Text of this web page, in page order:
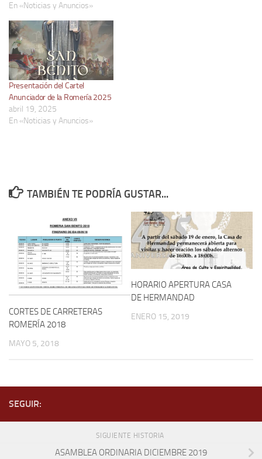
En «Noticias y Anuncios»
Presentación del Cartel
Anunciador de la Romería 2025
abril 19, 2025
En «Noticias y Anuncios»
TAMBIÉN TE PODRÍA GUSTAR...
CORTES DE CARRETERAS
ROMERÍA 2018
MAYO 5, 2018
HORARIO APERTURA CASA
DE HERMANDAD
ENERO 15, 2019
SEGUIR:
SIGUIENTE HISTORIA
ASAMBLEA ORDINARIA DICIEMBRE 2019